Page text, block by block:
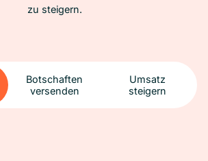
zu steigern.
Botschaften
versenden
Umsatz
steigern